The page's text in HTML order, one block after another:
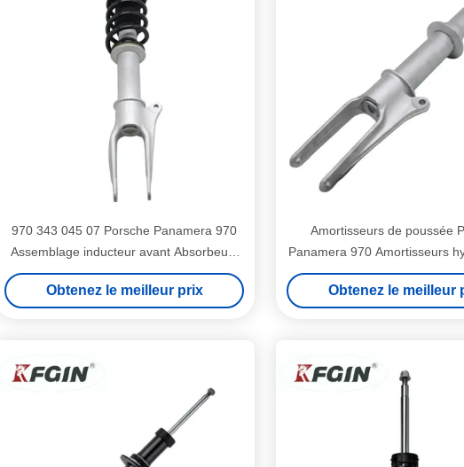
970 343 045 07 Porsche Panamera 970
Assemblage inducteur avant Absorbeurs
de choc à colonne gauche et droite
Absorbeurs de choc hydrauliques
Obtenez le meilleur prix
Amortisseurs de poussée
Panamera 970 Amortisseurs
97034304504
Obtenez le meilleur